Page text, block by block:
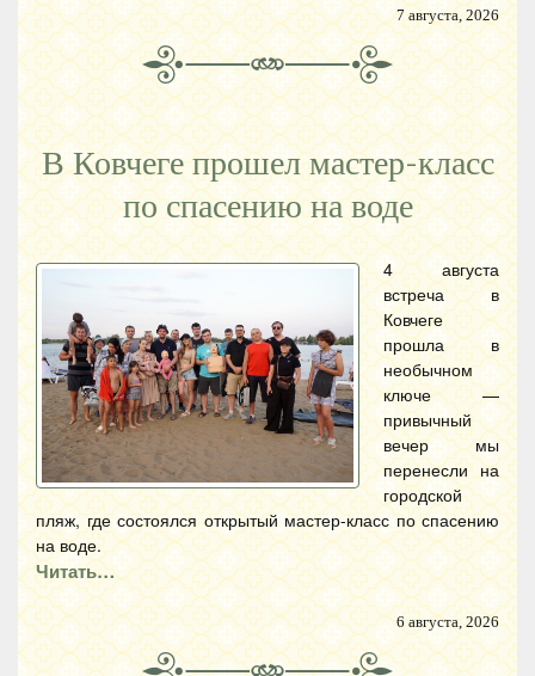
7 августа, 2026
В Ковчеге прошел мастер-класс
по спасению на воде
4 августа
встреча в
Ковчеге
прошла в
необычном
ключе —
привычный
вечер мы
перенесли на
городской
пляж, где состоялся открытый мастер-класс по спасению
на воде.
Читать…
6 августа, 2026